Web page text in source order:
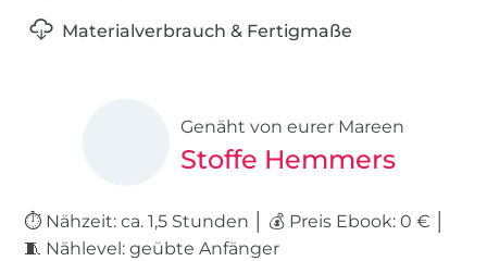
Materialverbrauch & Fertigmaße
Genäht von eurer Mareen
Stoffe Hemmers
⏱️ Nähzeit: ca. 1,5 Stunden │ 💰 Preis Ebook: 0 € │
🧵 Nählevel: geübte Anfänger